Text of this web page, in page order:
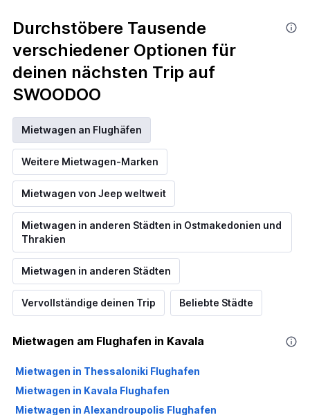
Durchstöbere Tausende
verschiedener Optionen für
deinen nächsten Trip auf
SWOODOO
Mietwagen an Flughäfen
Weitere Mietwagen-Marken
Mietwagen von Jeep weltweit
Mietwagen in anderen Städten in Ostmakedonien und
Thrakien
Mietwagen in anderen Städten
Vervollständige deinen Trip Beliebte Städte
Mietwagen am Flughafen in Kavala
Mietwagen in Thessaloniki Flughafen
Mietwagen in Kavala Flughafen
Mietwagen in Alexandroupolis Flughafen